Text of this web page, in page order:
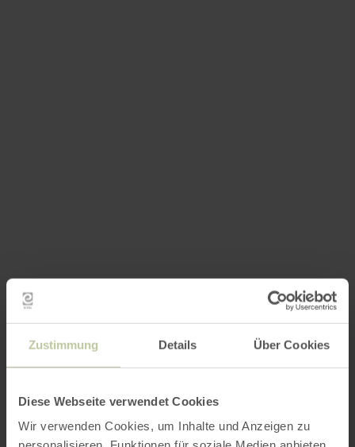
Zustimmung Details Über Cookies
Diese Webseite verwendet Cookies
Wir verwenden Cookies, um Inhalte und Anzeigen zu